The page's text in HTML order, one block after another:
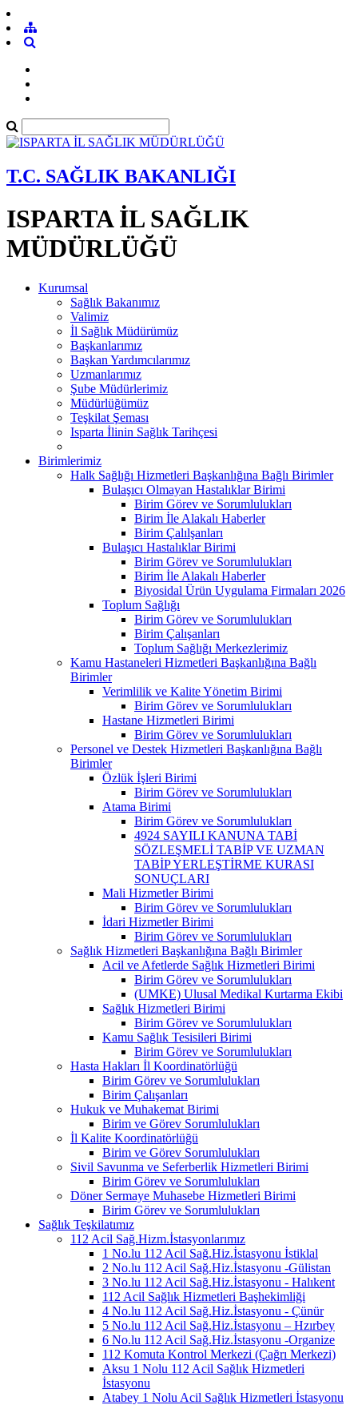
T.C. SAĞLIK BAKANLIĞI
ISPARTA İL SAĞLIK
MÜDÜRLÜĞÜ
Kurumsal
Sağlık Bakanımız
Valimiz
İl Sağlık Müdürümüz
Başkanlarımız
Başkan Yardımcılarımız
Uzmanlarımız
Şube Müdürlerimiz
Müdürlüğümüz
Teşkilat Şeması
Isparta İlinin Sağlık Tarihçesi
Birimlerimiz
Halk Sağlığı Hizmetleri Başkanlığına Bağlı Birimler
Bulaşıcı Olmayan Hastalıklar Birimi
Birim Görev ve Sorumlulukları
Birim İle Alakalı Haberler
Birim Çalılşanları
Bulaşıcı Hastalıklar Birimi
Birim Görev ve Sorumlulukları
Birim İle Alakalı Haberler
Biyosidal Ürün Uygulama Firmaları 2026
Toplum Sağlığı
Birim Görev ve Sorumlulukları
Birim Çalışanları
Toplum Sağlığı Merkezlerimiz
Kamu Hastaneleri Hizmetleri Başkanlığına Bağlı
Birimler
Verimlilik ve Kalite Yönetim Birimi
Birim Görev ve Sorumlulukları
Hastane Hizmetleri Birimi
Birim Görev ve Sorumlulukları
Personel ve Destek Hizmetleri Başkanlığına Bağlı
Birimler
Özlük İşleri Birimi
Birim Görev ve Sorumlulukları
Atama Birimi
Birim Görev ve Sorumlulukları
4924 SAYILI KANUNA TABİ
SÖZLEŞMELİ TABİP VE UZMAN
TABİP YERLEŞTİRME KURASI
SONUÇLARI
Mali Hizmetler Birimi
Birim Görev ve Sorumlulukları
İdari Hizmetler Birimi
Birim Görev ve Sorumlulukları
Sağlık Hizmetleri Başkanlığına Bağlı Birimler
Acil ve Afetlerde Sağlık Hizmetleri Birimi
Birim Görev ve Sorumlulukları
(UMKE) Ulusal Medikal Kurtarma Ekibi
Sağlık Hizmetleri Birimi
Birim Görev ve Sorumlulukları
Kamu Sağlık Tesisileri Birimi
Birim Görev ve Sorumlulukları
Hasta Hakları İl Koordinatörlüğü
Birim Görev ve Sorumlulukları
Birim Çalışanları
Hukuk ve Muhakemat Birimi
Birim ve Görev Sorumlulukları
İl Kalite Koordinatörlüğü
Birim ve Görev Sorumlulukları
Sivil Savunma ve Seferberlik Hizmetleri Birimi
Birim Görev ve Sorumlulukları
Döner Sermaye Muhasebe Hizmetleri Birimi
Birim Görev ve Sorumlulukları
Sağlık Teşkilatımız
112 Acil Sağ.Hizm.İstasyonlarımız
1 No.lu 112 Acil Sağ.Hiz.İstasyonu İstiklal
2 No.lu 112 Acil Sağ.Hiz.İstasyonu -Gülistan
3 No.lu 112 Acil Sağ.Hiz.İstasyonu - Halıkent
112 Acil Sağlık Hizmetleri Başhekimliği
4 No.lu 112 Acil Sağ.Hiz.İstasyonu - Çünür
5 No.lu 112 Acil Sağ.Hiz.İstasyonu – Hzırbey
6 No.lu 112 Acil Sağ.Hiz.İstasyonu -Organize
112 Komuta Kontrol Merkezi (Çağrı Merkezi)
Aksu 1 Nolu 112 Acil Sağlık Hizmetleri
İstasyonu
Atabey 1 Nolu Acil Sağlık Hizmetleri İstasyonu